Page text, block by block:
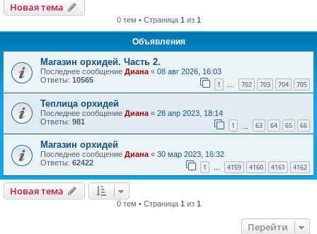
Новая тема
0 тем • Страница 1 из 1
Объявления
Магазин орхидей. Часть 2.
Последнее сообщение Диана « 08 авг 2026, 16:03
Ответы: 10565 1 … 702 703 704 705
Теплица орхидей
Последнее сообщение Диана « 28 апр 2023, 18:14
Ответы: 981 1 63 64 65 66
Магазин орхидей
Последнее сообщение Диана « 30 мар 2023, 16:32
Ответы: 62422 1 … 4159 4160 4161 4162
Новая тема
0 тем • Страница 1 из 1
Перейти